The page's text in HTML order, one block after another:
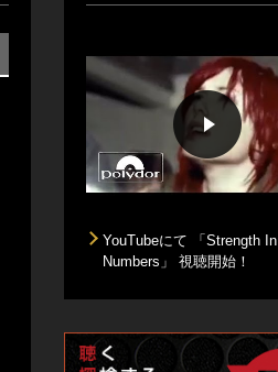
YouTubeにて 「Strength In
Numbers」 視聴開始！